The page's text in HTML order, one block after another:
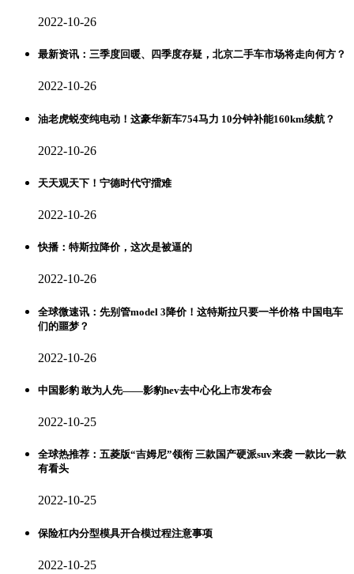
2022-10-26
最新资讯：三季度回暖、四季度存疑，北京二手车市场将走向何方？
2022-10-26
油老虎蜕变纯电动！这豪华新车754马力 10分钟补能160km续航？
2022-10-26
天天观天下！宁德时代守擂难
2022-10-26
快播：特斯拉降价，这次是被逼的
2022-10-26
全球微速讯：先别管model 3降价！这特斯拉只要一半价格 中国电车
们的噩梦？
2022-10-26
中国影豹 敢为人先——影豹hev去中心化上市发布会
2022-10-25
全球热推荐：五菱版“吉姆尼”领衔 三款国产硬派suv来袭 一款比一款
有看头
2022-10-25
保险杠内分型模具开合模过程注意事项
2022-10-25